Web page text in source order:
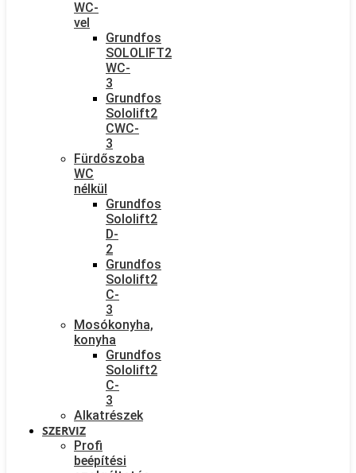
WC-
vel
Grundfos
SOLOLIFT2
WC-
3
Grundfos
Sololift2
CWC-
3
Fürdőszoba
WC
nélkül
Grundfos
Sololift2
D-
2
Grundfos
Sololift2
C-
3
Mosókonyha,
konyha
Grundfos
Sololift2
C-
3
Alkatrészek
SZERVIZ
Profi
beépítési